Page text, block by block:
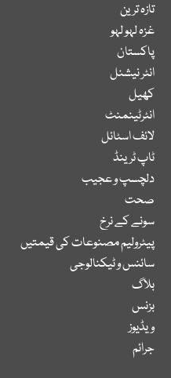
تازہ ترین
غزہ لہو لہو
پاکستان
انٹر نیشنل
کھیل
انٹرٹینمنٹ
لائف اسٹائل
ٹاپ ٹرینڈ
دلچسپ و عجیب
صحت
سونے کے نرخ
پیٹرولیم مصنوعات کی قیمتیں
سائنس و ٹیکنالوجی
بلاگ
بزنس
ویڈیوز
جرائم